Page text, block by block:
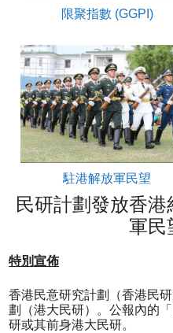
限聚指數 (GGPI)
駐港解放軍民望
民研計劃發放香
軍民
特別宣佈
香港民意研究計劃（香港民
劃（港大民研）。公報內的
研或其前身港大民研。